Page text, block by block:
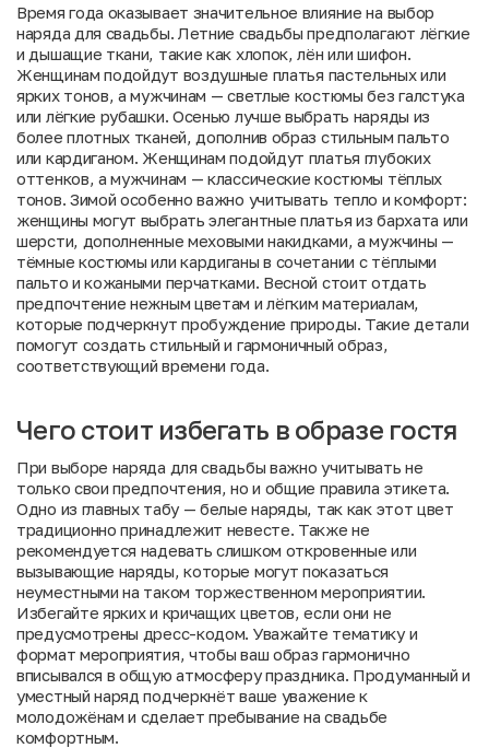
Время года оказывает значительное влияние на выбор
наряда для свадьбы. Летние свадьбы предполагают лёгкие
и дышащие ткани, такие как хлопок, лён или шифон.
Женщинам подойдут воздушные платья пастельных или
ярких тонов, а мужчинам — светлые костюмы без галстука
или лёгкие рубашки. Осенью лучше выбрать наряды из
более плотных тканей, дополнив образ стильным пальто
или кардиганом. Женщинам подойдут платья глубоких
оттенков, а мужчинам — классические костюмы тёплых
тонов. Зимой особенно важно учитывать тепло и комфорт:
женщины могут выбрать элегантные платья из бархата или
шерсти, дополненные меховыми накидками, а мужчины —
тёмные костюмы или кардиганы в сочетании с тёплыми
пальто и кожаными перчатками. Весной стоит отдать
предпочтение нежным цветам и лёгким материалам,
которые подчеркнут пробуждение природы. Такие детали
помогут создать стильный и гармоничный образ,
соответствующий времени года.
Чего стоит избегать в образе гостя
При выборе наряда для свадьбы важно учитывать не
только свои предпочтения, но и общие правила этикета.
Одно из главных табу — белые наряды, так как этот цвет
традиционно принадлежит невесте. Также не
рекомендуется надевать слишком откровенные или
вызывающие наряды, которые могут показаться
неуместными на таком торжественном мероприятии.
Избегайте ярких и кричащих цветов, если они не
предусмотрены дресс-кодом. Уважайте тематику и
формат мероприятия, чтобы ваш образ гармонично
вписывался в общую атмосферу праздника. Продуманный и
уместный наряд подчеркнёт ваше уважение к
молодожёнам и сделает пребывание на свадьбе
комфортным.